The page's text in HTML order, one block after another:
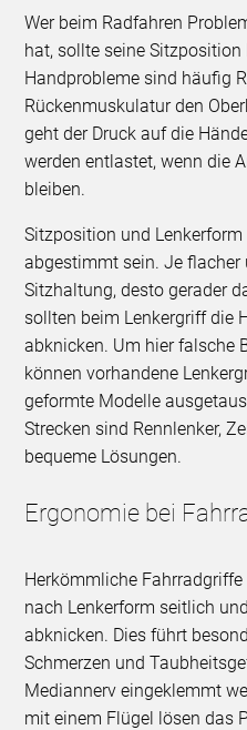
Wer beim Radfahren
hat, sollte seine Sitzposition
Handprobleme sind häufig
Rückenmuskulatur den
geht der Druck auf die
werden entlastet, wenn die
bleiben.
Sitzposition und
abgestimmt sein. Je flacher
Sitzhaltung, desto gerader
sollten beim Lenkergriff die
abknicken. Um hier falsche
können vorhandene
geformte Modelle
Strecken sind Rennlenker,
bequeme Lösungen.
Ergonomie bei
Herkömmliche
nach Lenkerform seitlich
abknicken. Dies führt
Schmerzen und
Mediannerv eingeklemmt
mit einem Flügel lösen das